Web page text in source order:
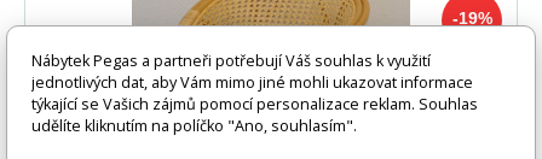
-19%
Nábytek Pegas a partneři potřebují Váš souhlas k využití
jednotlivých dat, aby Vám mimo jiné mohli ukazovat informace
týkající se Vašich zájmů pomocí personalizace reklam. Souhlas
udělíte kliknutím na políčko "Ano, souhlasím".